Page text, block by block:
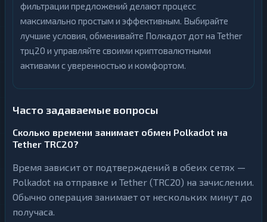
фильтрации предложений делают процесс
максимально простым и эффективным. Выбирайте
лучшие условия, обменивайте Полкадот дот на Tether
трц20 и управляйте своими криптовалютными
активами с уверенностью и комфортом.
Часто задаваемые вопросы
Сколько времени занимает обмен Polkadot на
Tether TRC20?
Время зависит от подтверждений в обеих сетях —
Polkadot на отправке и Tether (TRC20) на зачислении.
Обычно операция занимает от нескольких минут до
получаса.